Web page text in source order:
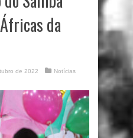
da
de 2022
Notícias